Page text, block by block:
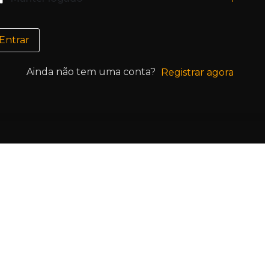
Entrar
Ainda não tem uma conta? Registrar agora